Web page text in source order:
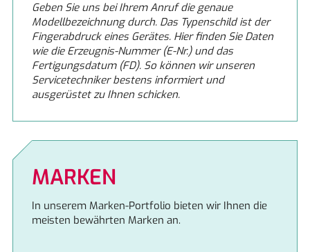
Geben Sie uns bei Ihrem Anruf die genaue
Modellbezeichnung durch. Das Typenschild ist der
Fingerabdruck eines Gerätes. Hier finden Sie Daten
wie die Erzeugnis-Nummer (E-Nr.) und das
Fertigungsdatum (FD). So können wir unseren
Servicetechniker bestens informiert und
ausgerüstet zu Ihnen schicken.
MARKEN
In unserem Marken-Portfolio bieten wir Ihnen die
meisten bewährten Marken an.